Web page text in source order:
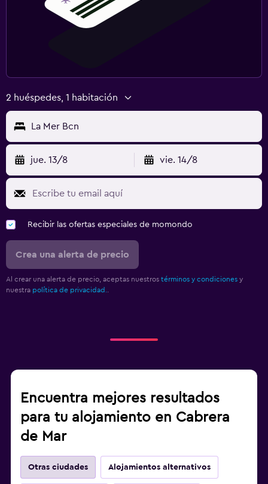
2 huéspedes, 1 habitación
La Mer Bcn
jue. 13/8 vie. 14/8
Recibir las ofertas especiales de momondo
Crea una alerta de precio
Al crear una alerta de precio, aceptas nuestros términos y condiciones y
nuestra política de privacidad.
Encuentra mejores resultados
para tu alojamiento en Cabrera
de Mar
Otras ciudades Alojamientos alternativos